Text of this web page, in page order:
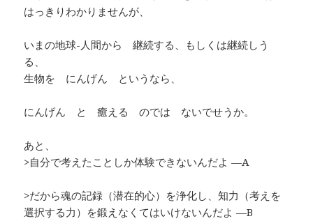
はっきりわかりませんが、
いまの地球-人間から 継続する、もしくは継続しう
る、
生物を にんげん というなら、
にんげん と 癒える のでは ないでせうか。
あと、
>自分で考えたことしか体験できないんだよ —A
>だから魂の記録（潜在的心）を浄化し、知力（考えを
選択する力）を鍛えなくてはいけないんだよ —B